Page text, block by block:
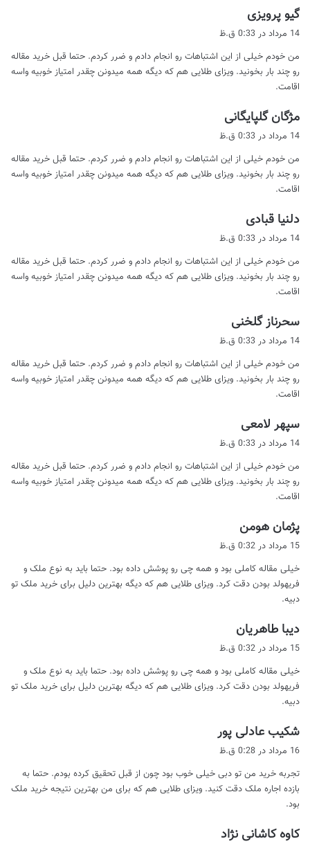
گیو پرویزی
ف
:
14 مرداد در 0:33 ق.ظ
من خودم خیلی از این اشتباهات رو انجام دادم و ضرر کردم. حتما قبل خرید مقاله
رو چند بار بخونید. ویزای طلایی هم که دیگه همه میدونن چقدر امتیاز خوبیه واسه
اقامت.
مژگان گلپایگانی
ف
:
14 مرداد در 0:33 ق.ظ
من خودم خیلی از این اشتباهات رو انجام دادم و ضرر کردم. حتما قبل خرید مقاله
رو چند بار بخونید. ویزای طلایی هم که دیگه همه میدونن چقدر امتیاز خوبیه واسه
اقامت.
دلنیا قبادی
ف
:
14 مرداد در 0:33 ق.ظ
من خودم خیلی از این اشتباهات رو انجام دادم و ضرر کردم. حتما قبل خرید مقاله
رو چند بار بخونید. ویزای طلایی هم که دیگه همه میدونن چقدر امتیاز خوبیه واسه
اقامت.
سحرناز گلخنی
:
14 مرداد در 0:33 ق.ظ
من خودم خیلی از این اشتباهات رو انجام دادم و ضرر کردم. حتما قبل خرید مقاله
رو چند بار بخونید. ویزای طلایی هم که دیگه همه میدونن چقدر امتیاز خوبیه واسه
اقامت.
سپهر لامعی
ف
:
14 مرداد در 0:33 ق.ظ
من خودم خیلی از این اشتباهات رو انجام دادم و ضرر کردم. حتما قبل خرید مقاله
رو چند بار بخونید. ویزای طلایی هم که دیگه همه میدونن چقدر امتیاز خوبیه واسه
اقامت.
پژمان هومن
ف
:
15 مرداد در 0:32 ق.ظ
خیلی مقاله کاملی بود و همه چی رو پوشش داده بود. حتما باید به نوع ملک و
فریهولد بودن دقت کرد. ویزای طلایی هم که دیگه بهترین دلیل برای خرید ملک تو
دبیه.
دیبا طاهریان
ف
:
15 مرداد در 0:32 ق.ظ
خیلی مقاله کاملی بود و همه چی رو پوشش داده بود. حتما باید به نوع ملک و
فریهولد بودن دقت کرد. ویزای طلایی هم که دیگه بهترین دلیل برای خرید ملک تو
دبیه.
شکیب عادلی پور
:
16 مرداد در 0:28 ق.ظ
تجربه خرید من تو دبی خیلی خوب بود چون از قبل تحقیق کرده بودم. حتما به
بازده اجاره ملک دقت کنید. ویزای طلایی هم که برای من بهترین نتیجه خرید ملک
بود.
کاوه کاشانی نژاد